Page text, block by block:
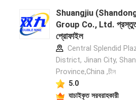
Shuangjiu
Group Co., Ltd.
প্রোফাইল
Central Splendid
District, Jinan City,
Province,China ,চীন
5.0
যাচাইকৃত সরবরাহকারী